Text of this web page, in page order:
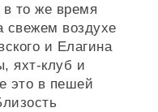
то же время
свежем воздухе
и Елагина
яхт-клуб и
это в пешей